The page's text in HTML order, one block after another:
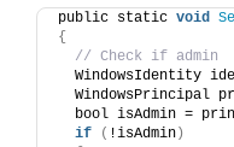
public static void
{
// Check if admin
WindowsIdentity
WindowsPrincipal
bool isAdmin =
if
( !isAdmin )